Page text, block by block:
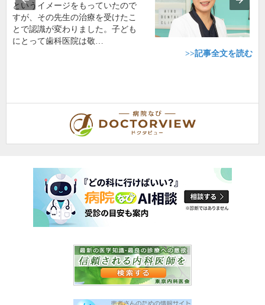
というイメージをもっていたので
すが、その先生の治療を受けたこ
とで認識が変わりました。子ども
にとって歯科医院は敬…
>>記事全文を読む